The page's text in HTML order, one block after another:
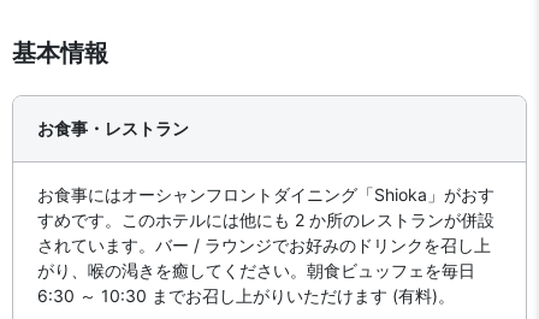
基本情報
お食事・レストラン
お食事にはオーシャンフロントダイニング「Shioka」がおす
すめです。このホテルには他にも 2 か所のレストランが併設
されています。バー / ラウンジでお好みのドリンクを召し上
がり、喉の渇きを癒してください。朝食ビュッフェを毎日
6:30 ～ 10:30 までお召し上がりいただけます (有料)。